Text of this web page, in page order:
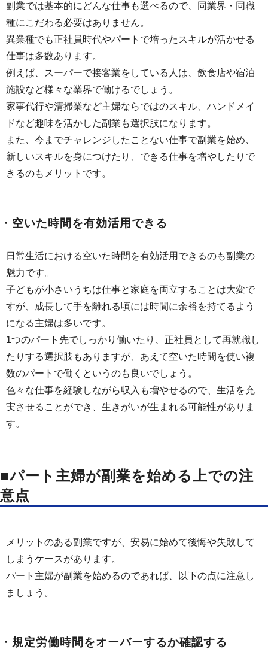
副業では基本的にどんな仕事も選べるので、同業界・同職
種にこだわる必要はありません。
異業種でも正社員時代やパートで培ったスキルが活かせる
仕事は多数あります。
例えば、スーパーで接客業をしている人は、飲食店や宿泊
施設など様々な業界で働けるでしょう。
家事代行や清掃業など主婦ならではのスキル、ハンドメイ
ドなど趣味を活かした副業も選択肢になります。
また、今までチャレンジしたことない仕事で副業を始め、
新しいスキルを身につけたり、できる仕事を増やしたりで
きるのもメリットです。
・空いた時間を有効活用できる
日常生活における空いた時間を有効活用できるのも副業の
魅力です。
子どもが小さいうちは仕事と家庭を両立することは大変で
すが、成長して手を離れる頃には時間に余裕を持てるよう
になる主婦は多いです。
1つのパート先でしっかり働いたり、正社員として再就職し
たりする選択肢もありますが、あえて空いた時間を使い複
数のパートで働くというのも良いでしょう。
色々な仕事を経験しながら収入も増やせるので、生活を充
実させることができ、生きがいが生まれる可能性がありま
す。
■パート主婦が副業を始める上での注
意点
メリットのある副業ですが、安易に始めて後悔や失敗して
しまうケースがあります。
パート主婦が副業を始めるのであれば、以下の点に注意し
ましょう。
・規定労働時間をオーバーするか確認する